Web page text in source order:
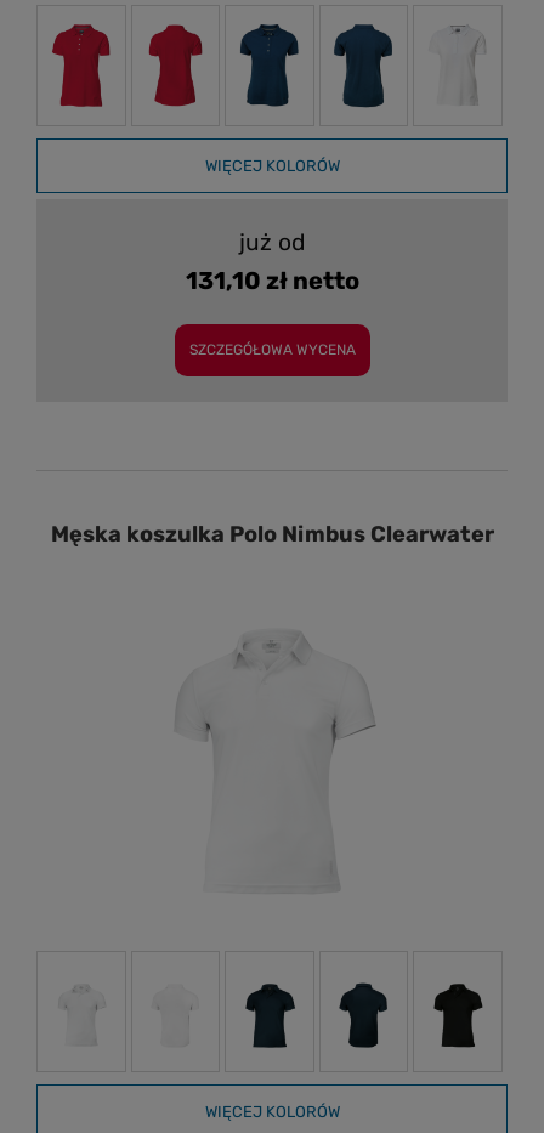
WIĘCEJ KOLORÓW
już od
131,10 zł netto
SZCZEGÓŁOWA WYCENA
Męska koszulka Polo Nimbus Clearwater
WIĘCEJ KOLORÓW